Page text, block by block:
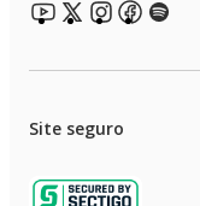
Site seguro